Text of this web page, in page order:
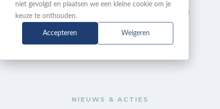
niet gevolgd en plaatsen we een kleine cookie om je
keuze te onthouden.
Accepteren Weigeren
Nieuws
&
Acties
i-PRO camerabewaking voor
grootste aaneengesloten
distributiecentrum Benelux
NIEUWS & ACTIES